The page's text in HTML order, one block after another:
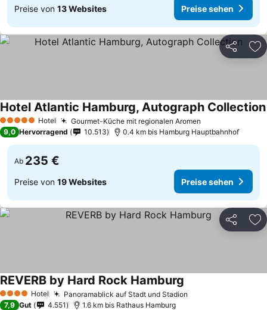
Preise von 13 Websites Preise sehen
Teilen
5 Sterne Hotel Gourmet-Küche mit regionalen Aromen
Hotel Atlantic Hamburg, Autograph Collection
9,0 Hervorragend 10.513 0.4 km bis Hamburg Hauptbahnhof
Ab 235 €
Preise von 19 Websites Preise sehen
Teilen
4 Sterne Hotel Panoramablick auf Stadt und Stadion
REVERB by Hard Rock Hamburg
7,9 Gut 4.551 1.6 km bis Rathaus Hamburg